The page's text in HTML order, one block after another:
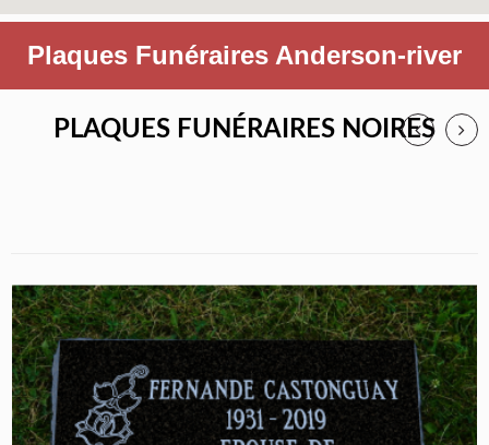
Plaques Funéraires Anderson-river
PLAQUES FUNÉRAIRES NOIRES